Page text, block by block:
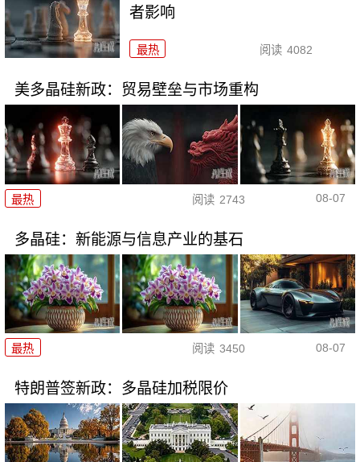
者影响
最热 阅读 4082
美多晶硅新政：贸易壁垒与市场重构
最热 阅读 2743 08-07
多晶硅：新能源与信息产业的基石
最热 阅读 3450 08-07
特朗普签新政：多晶硅加税限价